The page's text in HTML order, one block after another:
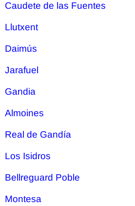
Caudete de las Fuentes
Llutxent
Daimús
Jarafuel
Gandia
Almoines
Real de Gandía
Los Isidros
Bellreguard Poble
Montesa